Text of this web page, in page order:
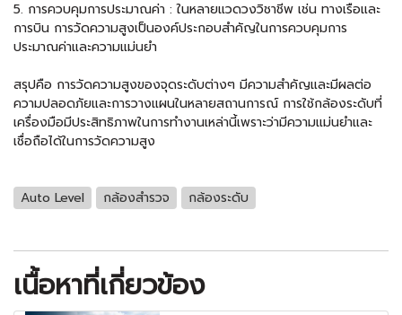
5. การควบคุมการประมาณค่า : ในหลายแวดวงวิชาชีพ เช่น ทางเรือและ
การบิน การวัดความสูงเป็นองค์ประกอบสำคัญในการควบคุมการ
ประมาณค่าและความแม่นยำ
สรุปคือ การวัดความสูงของจุดระดับต่างๆ มีความสำคัญและมีผลต่อ
ความปลอดภัยและการวางแผนในหลายสถานการณ์ การใช้กล้องระดับที่
เครื่องมือมีประสิทธิภาพในการทำงานเหล่านี้เพราะว่ามีความแม่นยำและ
เชื่อถือได้ในการวัดความสูง
Auto Level กล้องสำรวจ กล้องระดับ
เนื้อหาที่เกี่ยวข้อง